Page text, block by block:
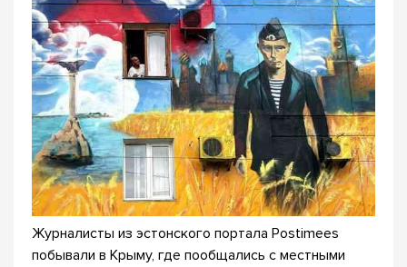
Журналисты из эстонского портала Postimees
побывали в Крыму, где пообщались с местными